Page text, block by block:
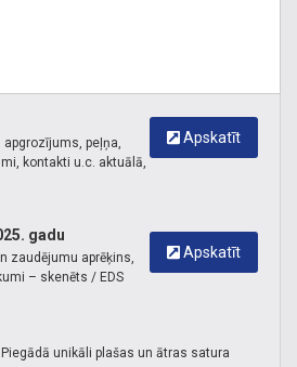
Apskatīt
peļņa,
kontakti u.c. aktuālā,
Apskatīt
gadu
zaudējumu aprēķins,
– skenēts / EDS
Piegādā unikāli plašas un ātras satura